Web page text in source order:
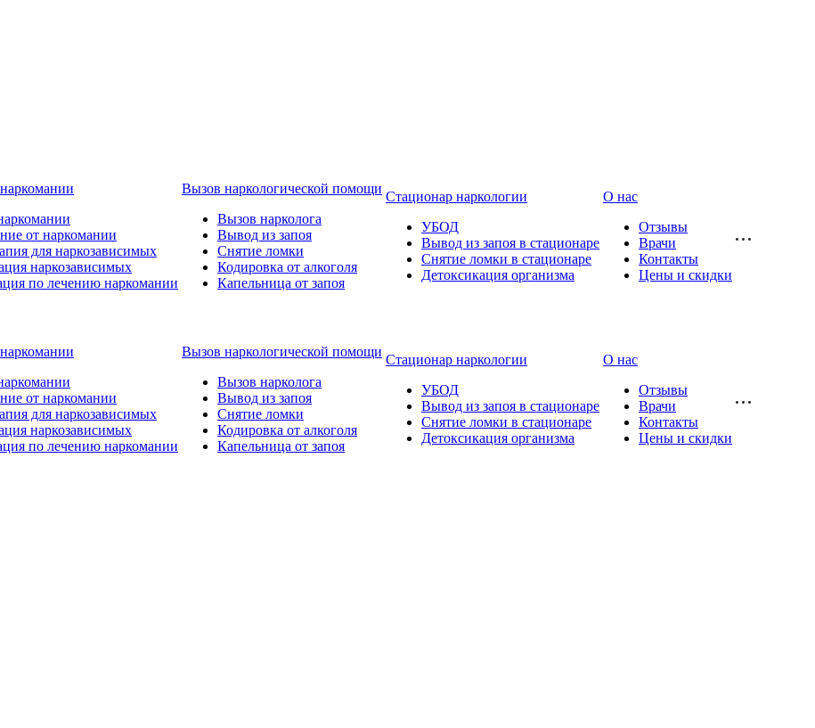
от наркомании
для наркозависимых
наркозависимых
по лечению наркомании
Вызов наркологической помощи
Вызов нарколога
Вывод из запоя
Снятие ломки
Кодировка от алкоголя
Капельница от запоя
Стационар наркологии
УБОД
Вывод из запоя в стационаре
Снятие ломки в стационаре
Детоксикация организма
О нас
Отзывы
Врачи
Контакты
Цены и скидки
от наркомании
для наркозависимых
наркозависимых
по лечению наркомании
Вызов наркологической помощи
Вызов нарколога
Вывод из запоя
Снятие ломки
Кодировка от алкоголя
Капельница от запоя
Стационар наркологии
УБОД
Вывод из запоя в стационаре
Снятие ломки в стационаре
Детоксикация организма
О нас
Отзывы
Врачи
Контакты
Цены и скидки